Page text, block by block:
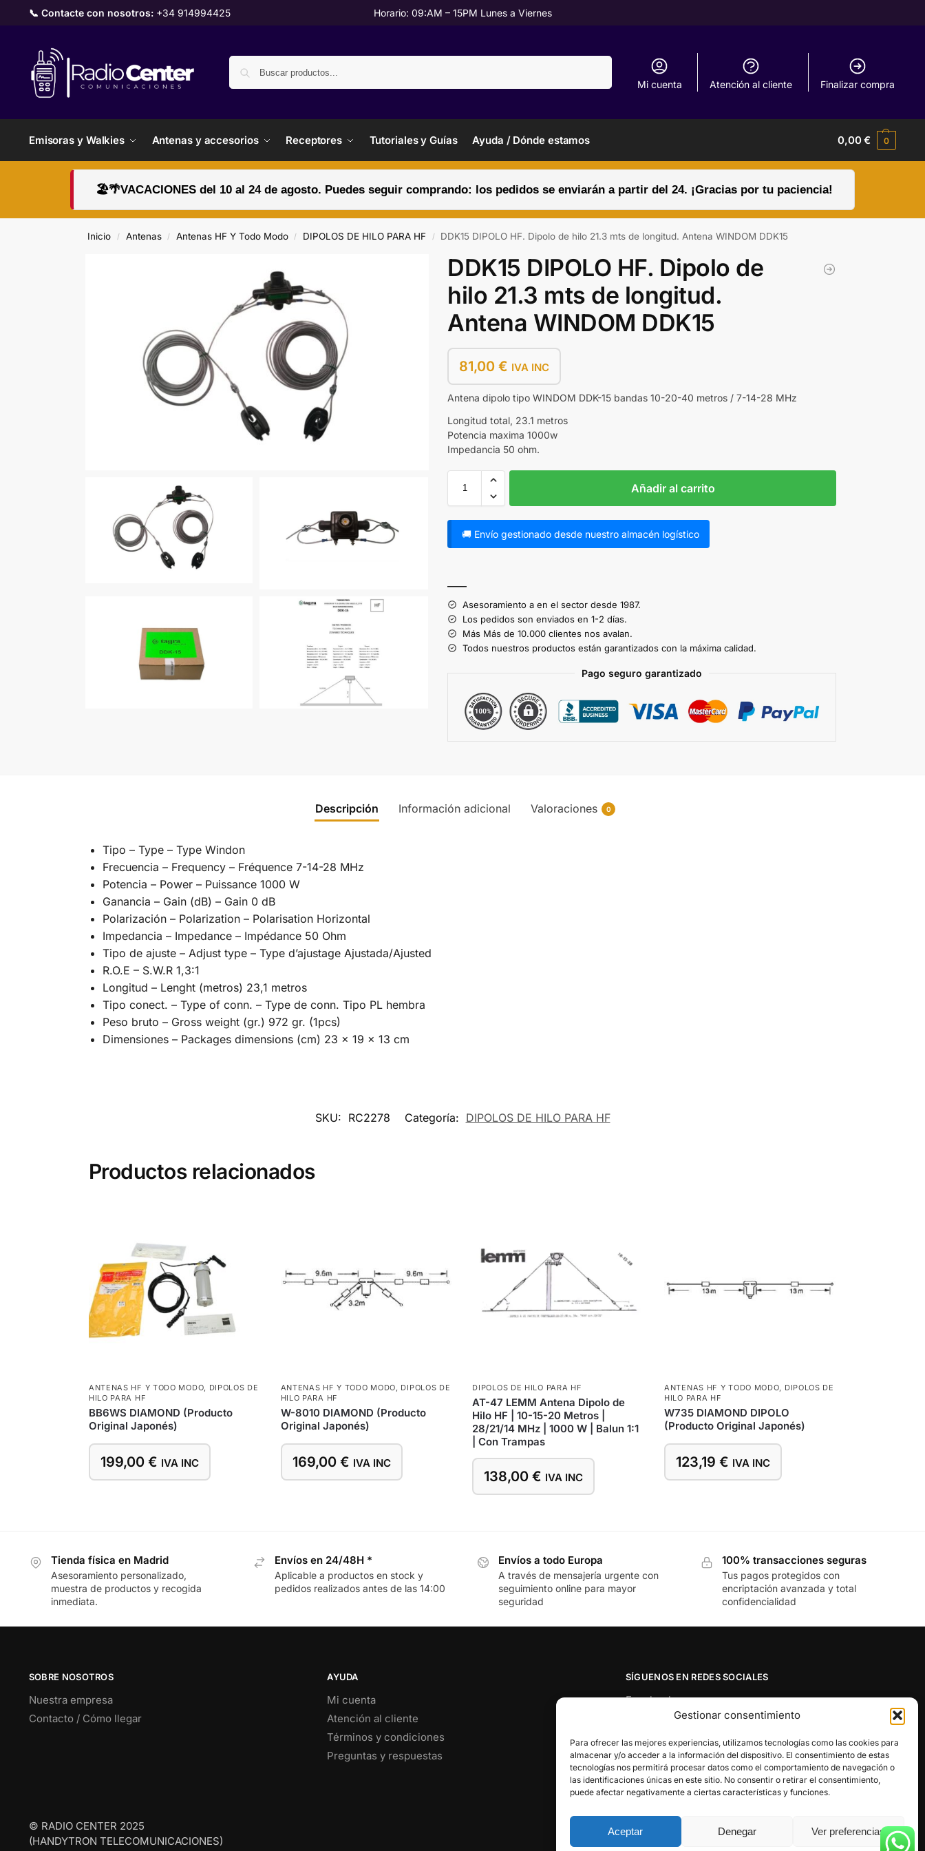
Gestionar consentimiento
Para ofrecer las mejores experiencias, utilizamos tecnologías como las cookies para
almacenar y/o acceder a la información del dispositivo. El consentimiento de estas
tecnologías nos permitirá procesar datos como el comportamiento de navegación o
las identificaciones únicas en este sitio. No consentir o retirar el consentimiento,
puede afectar negativamente a ciertas características y funciones.
Aceptar Denegar Ver preferencias
📞 Contacte con nosotros: +34 914994425 Horario: 09:AM – 15PM Lunes a Viernes
Mi cuenta Atención al cliente Finalizar compra
Emisoras y Walkies Antenas y accesorios Receptores Tutoriales y Guías Ayuda / Dónde estamos 0,00€ 0
🏖️🌴VACACIONES del 10 al 24 de agosto. Puedes seguir comprando: los pedidos se enviarán a partir del 24. ¡Gracias por tu paciencia!
Inicio / Antenas / Antenas HF Y Todo Modo / DIPOLOS DE HILO PARA HF / DDK15 DIPOLO HF. Dipolo de hilo 21.3 mts de longitud. Antena WINDOM DDK15
DDK15 DIPOLO HF. Dipolo de
hilo 21.3 mts de longitud.
Antena WINDOM DDK15
81,00€ IVA INC
Antena dipolo tipo WINDOM DDK-15 bandas 10-20-40 metros / 7-14-28 MHz
Longitud total, 23.1 metros
Potencia maxima 1000w
Impedancia 50 ohm.
Añadir al carrito
🚚 Envío gestionado desde nuestro almacén logístico
l
t
e
r
n
——
Asesoramiento a en el sector desde 1987.
Los pedidos son enviados en 1-2 días.
Más Más de 10.000 clientes nos avalan.
Todos nuestros productos están garantizados con la máxima calidad.
Pago seguro garantizado
Descripción Información adicional Valoraciones 0
Tipo – Type – Type Windon
Frecuencia – Frequency – Fréquence 7-14-28 MHz
Potencia – Power – Puissance 1000 W
Ganancia – Gain (dB) – Gain 0 dB
Polarización – Polarization – Polarisation Horizontal
Impedancia – Impedance – Impédance 50 Ohm
Tipo de ajuste – Adjust type – Type d’ajustage Ajustada/Ajusted
R.O.E – S.W.R 1,3:1
Longitud – Lenght (metros) 23,1 metros
Tipo conect. – Type of conn. – Type de conn. Tipo PL hembra
Peso bruto – Gross weight (gr.) 972 gr. (1pcs)
Dimensiones – Packages dimensions (cm) 23 x 19 x 13 cm
SKU: RC2278 Categoría: DIPOLOS DE HILO PARA HF
Productos relacionados
ANTENAS HF Y TODO MODO
DIPOLOS DE
HILO PARA HF
BB6WS DIAMOND (Producto
Original Japonés)
199,00 € IVA INC
ANTENAS HF Y TODO MODO
DIPOLOS DE
HILO PARA HF
W-8010 DIAMOND (Producto
Original Japonés)
169,00 € IVA INC
DIPOLOS DE HILO PARA HF
AT-47 LEMM Antena Dipolo de
Hilo HF | 10-15-20 Metros |
28/21/14 MHz | 1000 W | Balun 1:1
| Con Trampas
138,00€ IVA INC
ANTENAS HF Y TODO MODO
DIPOLOS DE
HILO PARA HF
W735 DIAMOND DIPOLO
(Producto Original Japonés)
123,19€ IVA INC
Tienda física en Madrid
Asesoramiento personalizado,
muestra de productos y recogida
inmediata.
Envíos en 24/48H *
Aplicable a productos en stock y
pedidos realizados antes de las 14:00
Envíos a todo Europa
A través de mensajería urgente con
seguimiento online para mayor
seguridad
100% transacciones seguras
Tus pagos protegidos con
encriptación avanzada y total
confidencialidad
SOBRE NOSOTROS
Nuestra empresa
Contacto / Cómo llegar
AYUDA
Mi cuenta
Atención al cliente
Términos y condiciones
Preguntas y respuestas
SÍGUENOS EN REDES SOCIALES
Facebook
Instagram
Pinterest
Youtube
© RADIO CENTER 2025
(HANDYTRON TELECOMUNICACIONES)